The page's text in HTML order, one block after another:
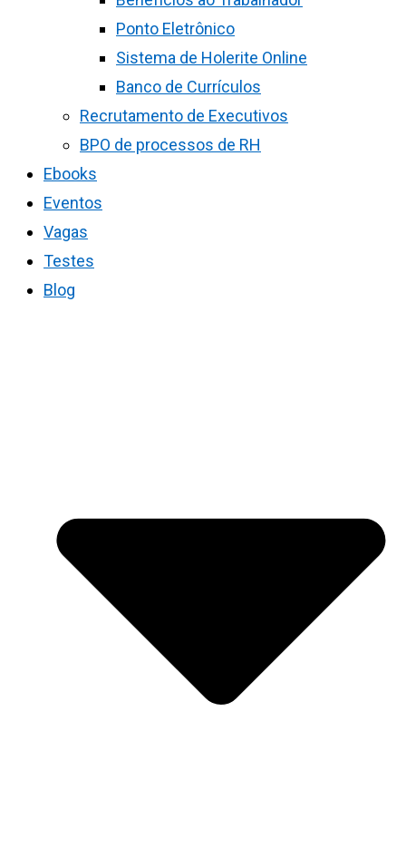
Ponto Eletrônico
Sistema de Holerite Online
Banco de Currículos
Recrutamento de Executivos
BPO de processos de RH
Ebooks
Eventos
Vagas
Testes
Blog